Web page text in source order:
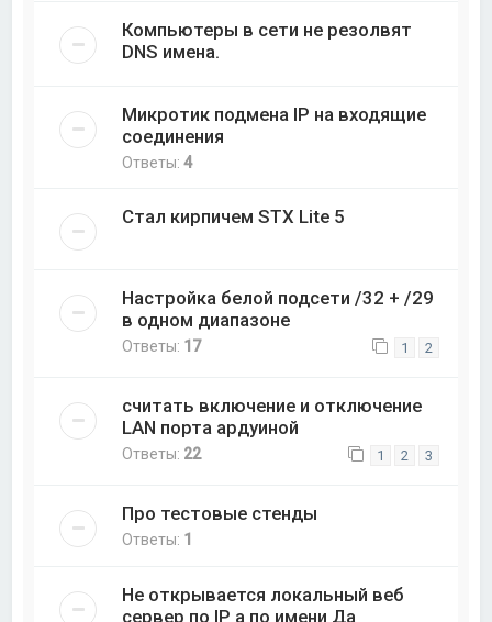
Компьютеры в сети не резолвят
DNS имена.
Микротик подмена IP на входящие
соединения
Ответы:4
Стал кирпичем STX Lite 5
Настройка белой подсети /32 + /29
в одном диапазоне
Ответы: 17 1 2
считать включение и отключение
LAN порта ардуиной
Ответы: 22 1 2 3
Про тестовые стенды
Ответы: 1
Не открывается локальный веб
сервер по IP а по имени Да